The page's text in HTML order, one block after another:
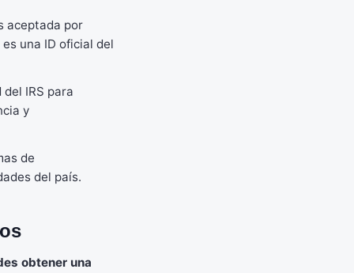
aceptada por
una ID oficial del
IRS para
y
de
del país.
obtener una